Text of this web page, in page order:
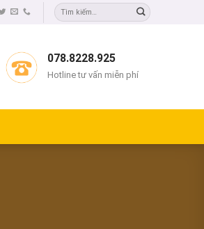
078.8228.925
Hotline tư vấn miễn phí